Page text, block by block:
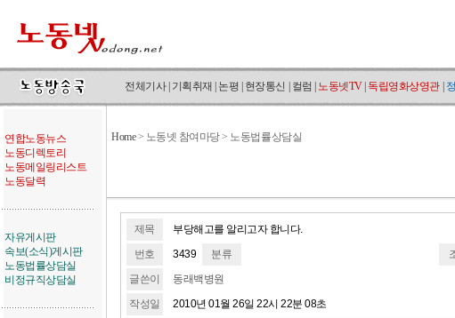
전체기사| 기획취재 논평 현장통신 컬럼 노동넷TV| 독립영화상영관
연합노동뉴스
노동디렉토리
노동메일링리스트
노동달력
자유게시판
속보(소식)게시판
노동법률상담실
비정규직상담실
Home> 노동넷 참여마당 > 노동법률상담실
제목
부당해고를 알리고자 합니다.
번호
3439 분류
글쓴이
동래백병원
작성일
2010년 01월 26일 22시 22분 08초